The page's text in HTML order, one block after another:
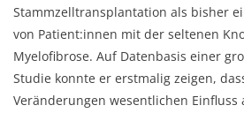
Stammzelltransplantation als bisher
von Patient:innen mit der seltenen
Myelofibrose. Auf Datenbasis einer
Studie konnte er erstmalig zeigen,
Veränderungen wesentlichen Einfluss